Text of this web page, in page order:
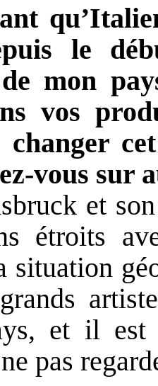
le
de mon
vos
changer
vous sur
et
étroits
situation
et il
pas